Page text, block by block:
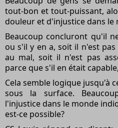
tout-bon et tout-puissant,
douleur et d'injustice dans le
Beaucoup concluront qu'il
ou s'il y en a, soit il n'est
au mal, soit il n'est pas
parce que s'il en était
Cela semble logique jusqu'à
sous la surface.
l'injustice dans le monde
est-ce possible?